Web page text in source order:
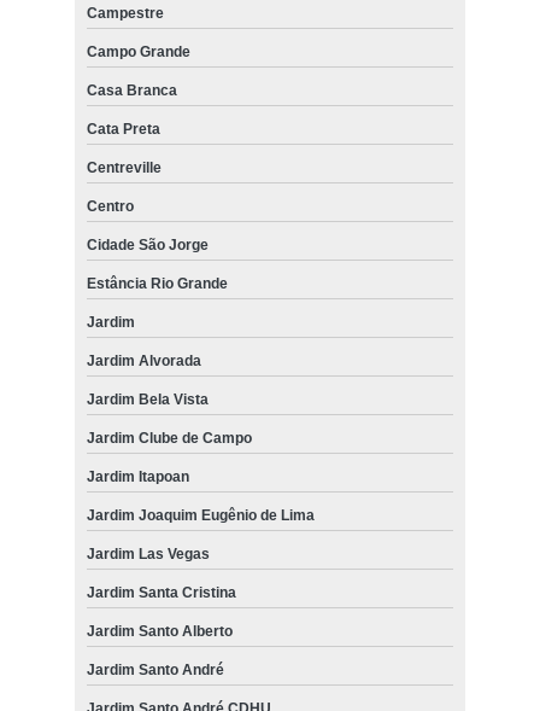
Campestre
Campo Grande
Casa Branca
Cata Preta
Centreville
Centro
Cidade São Jorge
Estância Rio Grande
Jardim
Jardim Alvorada
Jardim Bela Vista
Jardim Clube de Campo
Jardim Itapoan
Jardim Joaquim Eugênio de Lima
Jardim Las Vegas
Jardim Santa Cristina
Jardim Santo Alberto
Jardim Santo André